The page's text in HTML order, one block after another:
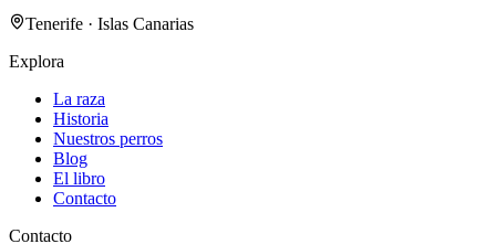
Tenerife · Islas Canarias
Explora
La raza
Historia
Nuestros perros
Blog
El libro
Contacto
Contacto